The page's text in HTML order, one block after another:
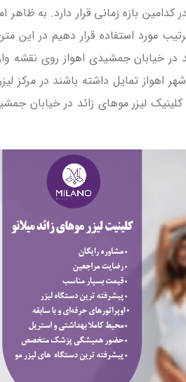
در کدامین بازه زمانی قرار دارد. به
مورد استفاده قرار دهیم در این
در خیابان جمشیدی اهواز روی
اهواز تمایل داشته باشند در مرکز
کلینیک لیزر موهای زائد در